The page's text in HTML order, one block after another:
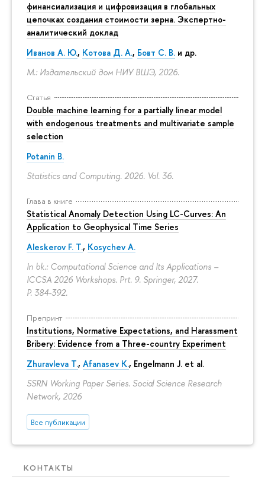
финансиализация и цифровизация в глобальных
цепочках создания стоимости зерна. Экспертно-
аналитический доклад
Иванов А. Ю., Котова Д. А., Бовт С. В. и др.
М.: Издательский дом НИУ ВШЭ, 2026.
Статья
Double machine learning for a partially linear model
with endogenous treatments and multivariate sample
selection
Potanin B.
Statistics and Computing. 2026. Vol. 36.
Глава в книге
Statistical Anomaly Detection Using LC-Curves: An
Application to Geophysical Time Series
Aleskerov F. T., Kosychev A.
In bk.: Computational Science and Its Applications –
ICCSA 2026 Workshops. Prt. 9. Springer, 2027.
P. 384-392.
Препринт
Institutions, Normative Expectations, and Harassment
Bribery: Evidence from a Three-country Experiment
Zhuravleva T., Afanasev K., Engelmann J. et al.
SSRN Working Paper Series. Social Science Research
Network, 2026
Все публикации
КОНТАКТЫ